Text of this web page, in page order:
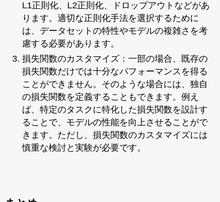
L1正則化、L2正則化、ドロップアウトなどがあ
ります。適切な正則化手法を選択するために
は、データセットの特性やモデルの複雑さを考
慮する必要があります。
損失関数のカスタマイズ：一部の場合、既存の
損失関数だけでは十分なパフォーマンスを得る
ことができません。そのような場合には、独自
の損失関数を定義することもできます。例え
ば、特定のタスクに特化した損失関数を設計す
ることで、モデルの性能を向上させることがで
きます。ただし、損失関数のカスタマイズには
慎重な検討と実験が必要です。